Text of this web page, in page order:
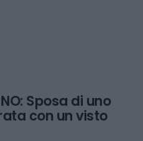
Sposa di uno
con un visto